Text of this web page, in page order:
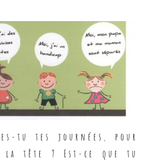
tu tes journées, pour
la tête ? Est-ce que tu